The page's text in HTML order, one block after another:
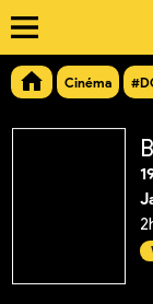
Cinéma